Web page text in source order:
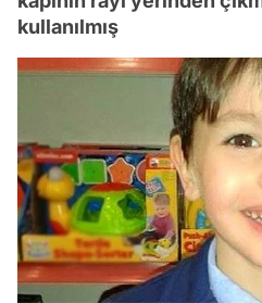
kullanılmış